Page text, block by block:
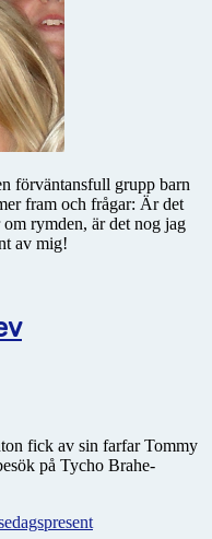
förväntansfull grupp barn
fram och frågar: Är det
rymden, är det nog jag
av mig!
fick av sin farfar Tommy
på Tycho Brahe-